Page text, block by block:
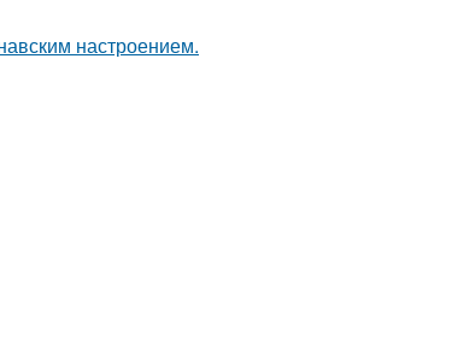
настроением.